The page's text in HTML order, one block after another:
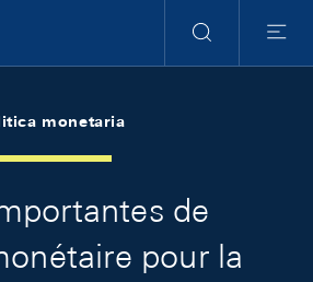
Ricerca
Menu
monetaria
de
pour la